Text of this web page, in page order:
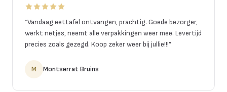
“Vandaag eettafel ontvangen, prachtig. Goede bezorger,
werkt netjes, neemt alle verpakkingen weer mee. Levertijd
precies zoals gezegd. Koop zeker weer bij jullie!!!”
M Montserrat Bruins